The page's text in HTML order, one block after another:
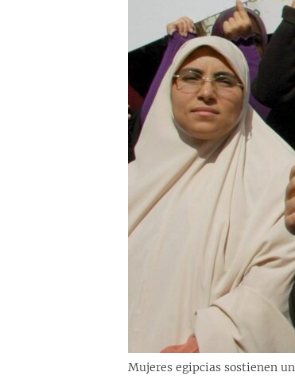
LA REALIDAD DE LA VIVIENDA EN
SER VIEJO EN CUBA
LOS SANTOS DE HIALEAH
DESINFORMACIÓN RUSA EN
Mujeres egipcias sostienen